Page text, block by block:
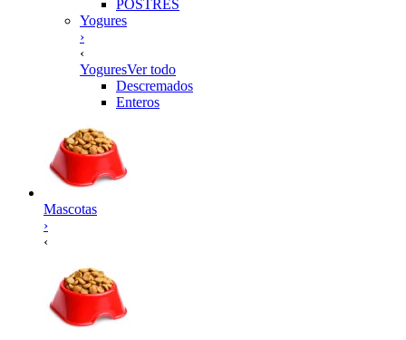
POSTRES
Yogures
›
‹
YoguresVer todo
Descremados
Enteros
Mascotas
›
‹